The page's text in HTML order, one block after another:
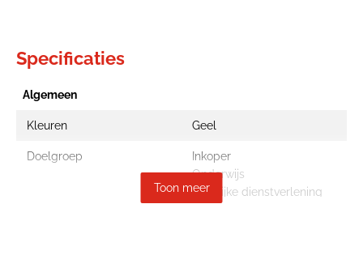
Specificaties
Algemeen
Kleuren Geel
Doelgroep
Inkoper
Onderwijs
Zakelijke dienstverlening
Toon meer